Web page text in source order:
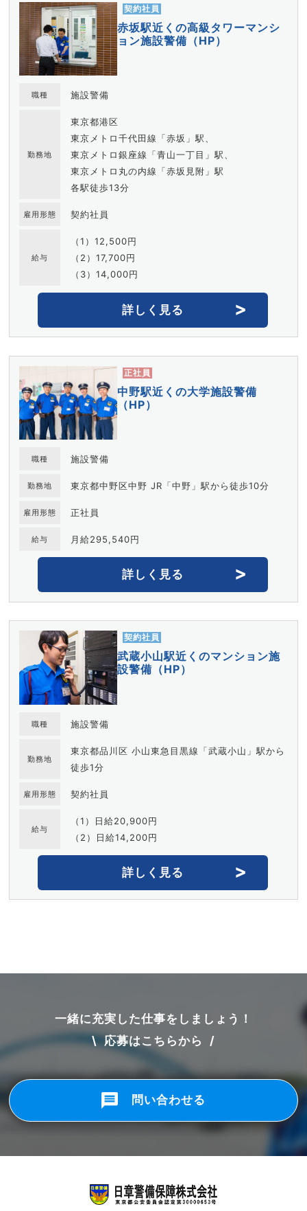
契約社員
赤坂駅近くの高級タワーマンシ
ョン施設警備（HP）
職種 施設警備
勤務地
東京都港区
東京メトロ千代田線「赤坂」駅、
東京メトロ銀座線「青山一丁目」駅、
東京メトロ丸の内線「赤坂見附」駅
各駅徒歩13分
雇用形態 契約社員
給与
（1）12,500円
（2）17,700円
（3）14,000円
詳しく見る
正社員
中野駅近くの大学施設警備
（HP）
職種 施設警備
勤務地 東京都中野区中野 JR「中野」駅から徒歩10分
雇用形態 正社員
給与 月給295,540円
詳しく見る
契約社員
武蔵小山駅近くのマンション施
設警備（HP）
職種 施設警備
勤務地
東京都品川区 小山東急目黒線「武蔵小山」駅から
徒歩1分
雇用形態 契約社員
給与
（1）日給20,900円
（2）日給14,200円
詳しく見る
一緒に充実した仕事をしましょう！
\ 応募はこちらから /
問い合わせる